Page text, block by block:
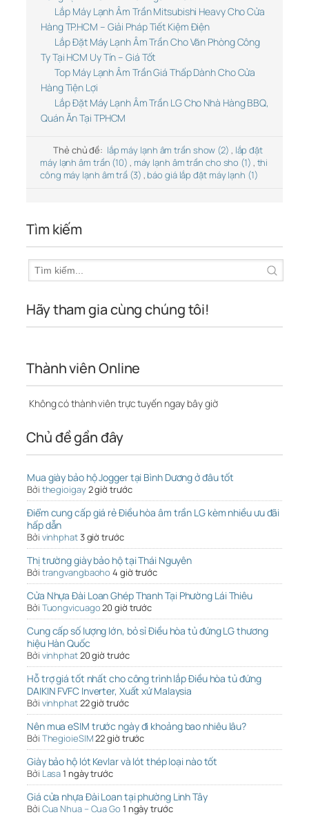
Lắp Máy Lạnh Âm Trần Mitsubishi Heavy Cho Cửa
Hàng TP.HCM – Giải Pháp Tiết Kiệm Điện
Lắp Đặt Máy Lạnh Âm Trần Cho Văn Phòng Công
Ty Tại HCM Uy Tín – Giá Tốt
Top Máy Lạnh Âm Trần Giá Thấp Dành Cho Cửa
Hàng Tiện Lợi
Lắp Đặt Máy Lạnh Âm Trần LG Cho Nhà Hàng BBQ,
Quán Ăn Tại TPHCM
Thẻ chủ đề: lắp máy lạnh âm trần show (2) , lắp đặt
máy lạnh âm trần (10) , máy lạnh âm trần cho sho (1) , thi
công máy lạnh âm trầ (3) , báo giá lắp đặt máy lạnh (1)
Tìm kiếm
Hãy tham gia cùng chúng tôi!
Thành viên Online
Không có thành viên trực tuyến ngay bây giờ
Chủ đề gần đây
Mua giày bảo hộ Jogger tại Bình Dương ở đâu tốt
Bởi thegioigay2 giờ trước
Điểm cung cấp giá rẻ Điều hòa âm trần LG kèm nhiều ưu đãi
hấp dẫn
Bởi vinhphat3 giờ trước
Thị trường giày bảo hộ tại Thái Nguyên
Bởi trangvangbaoho 4 giờ trước
Cửa Nhựa Đài Loan Ghép Thanh Tại Phường Lái Thiêu
Bởi Tuongvicuago20 giờ trước
Cung cấp số lượng lớn, bỏ sỉ Điều hòa tủ đứng LG thương
hiệu Hàn Quốc
Bởi vinhphat20 giờ trước
Hỗ trợ giá tốt nhất cho công trình lắp Điều hòa tủ đứng
DAIKIN FVFC Inverter, Xuất xứ Malaysia
Bởi vinhphat22 giờ trước
Nên mua eSIM trước ngày đi khoảng bao nhiêu lâu?
Bởi ThegioieSIM22 giờ trước
Giày bảo hộ lót Kevlar và lót thép loại nào tốt
Bởi Lasa1 ngày trước
Giá cửa nhựa Đài Loan tại phường Linh Tây
Bởi Cua Nhua – Cua Go 1 ngày trước